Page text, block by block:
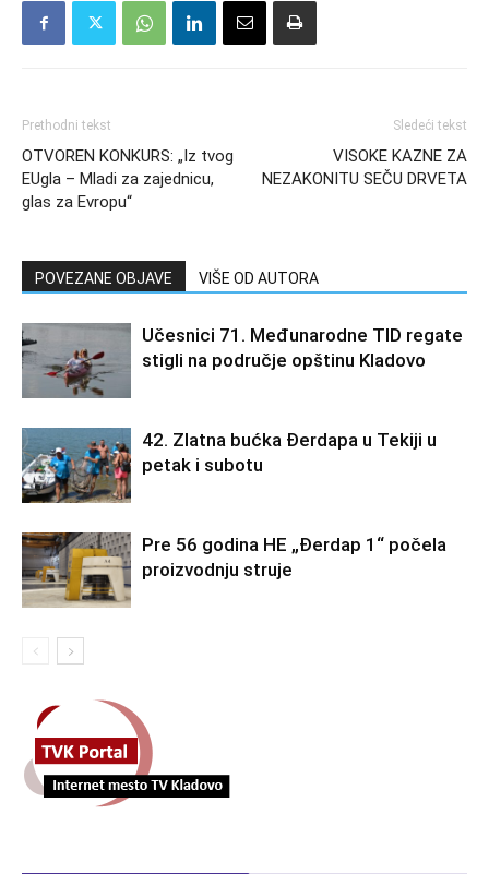
Prethodni tekst
OTVOREN KONKURS: „Iz tvog
EUgla – Mladi za zajednicu,
glas za Evropu“
Sledeći tekst
VISOKE KAZNE ZA
NEZAKONITU SEČU DRVETA
POVEZANE OBJAVE VIŠE OD AUTORA
Učesnici 71. Međunarodne TID regate
stigli na područje opštinu Kladovo
42. Zlatna bućka Đerdapa u Tekiji u
petak i subotu
Pre 56 godina HE „Đerdap 1“ počela
proizvodnju struje